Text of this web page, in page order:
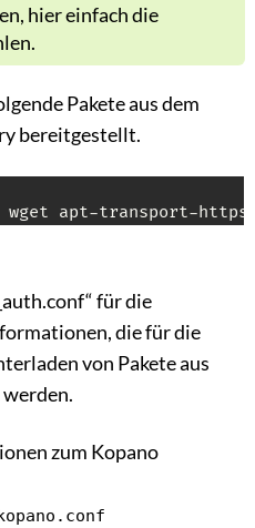
hier einfach die
Pakete aus dem
bereitgestellt.
apt-transport-https
für die
die für die
von Pakete aus
zum Kopano